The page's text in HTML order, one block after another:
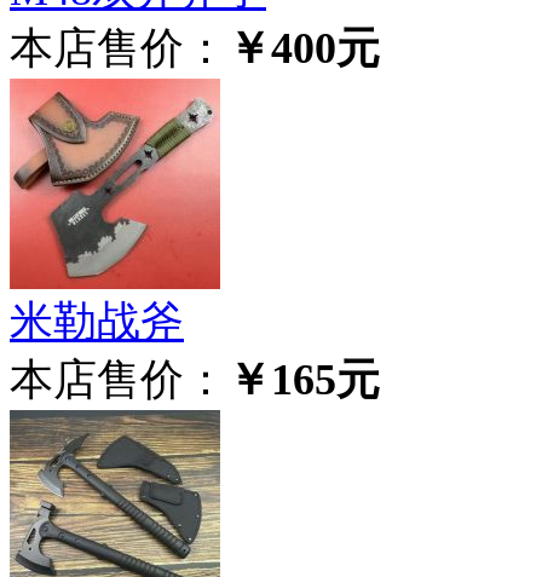
本店售价： ￥400元
米勒战斧
本店售价： ￥165元